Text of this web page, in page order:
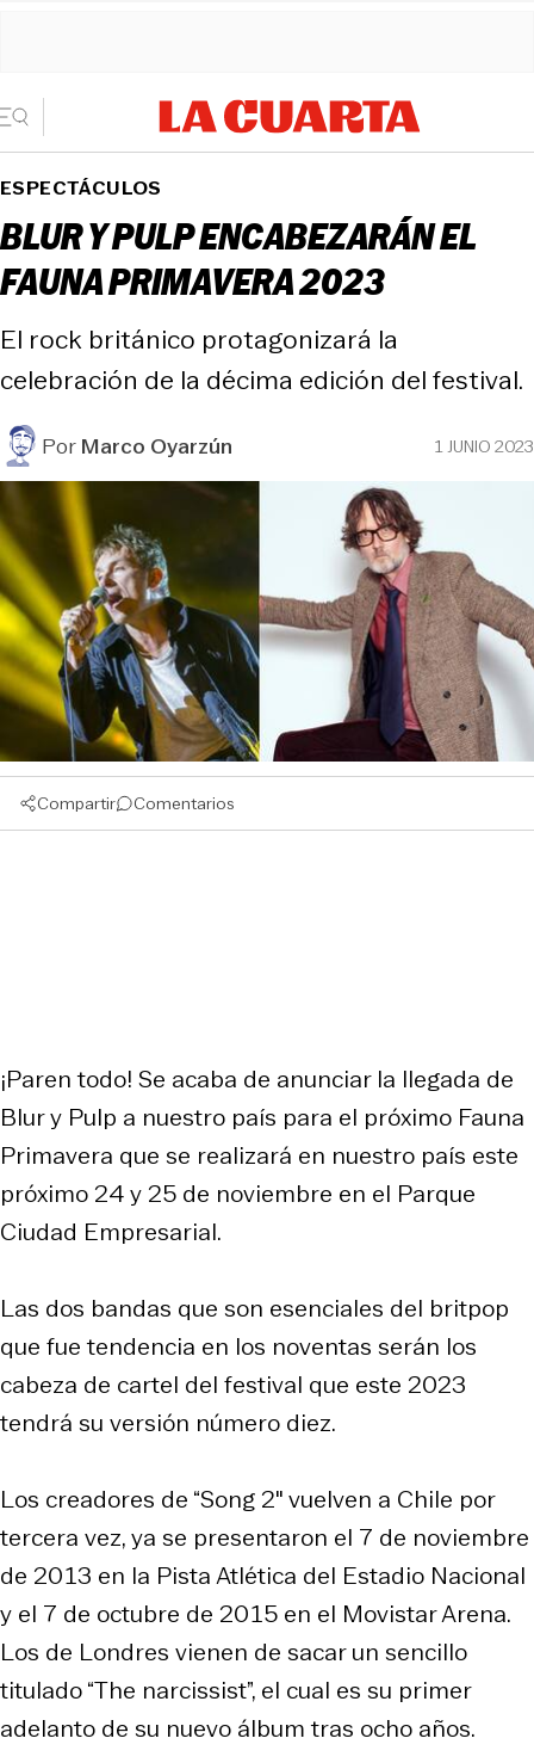
ESPECTÁCULOS
BLUR Y PULP ENCABEZARÁN EL
FAUNA PRIMAVERA 2023
El rock británico protagonizará la
celebración de la décima edición del festival.
PorMarco Oyarzún 1 JUNIO 2023
Compartir Comentarios
¡Paren todo! Se acaba de anunciar la llegada de
Blur y Pulp a nuestro país para el próximo Fauna
Primavera que se realizará en nuestro país este
próximo 24 y 25 de noviembre en el Parque
Ciudad Empresarial.
Las dos bandas que son esenciales del britpop
que fue tendencia en los noventas serán los
cabeza de cartel del festival que este 2023
tendrá su versión número diez.
Los creadores de “Song 2″ vuelven a Chile por
tercera vez, ya se presentaron el 7 de noviembre
de 2013 en la Pista Atlética del Estadio Nacional
y el 7 de octubre de 2015 en el Movistar Arena.
Los de Londres vienen de sacar un sencillo
titulado “The narcissist”, el cual es su primer
adelanto de su nuevo álbum tras ocho años.